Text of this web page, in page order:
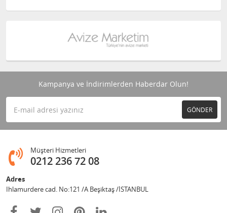
Kampanya ve İndirimlerden Haberdar Olun!
GÖNDER
Müşteri Hizmetleri
0212 236 72 08
Adres
Ihlamurdere cad. No:121 /A Beşiktaş /İSTANBUL